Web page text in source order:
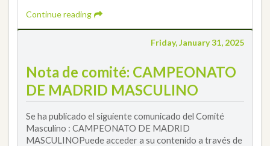
Continue reading
Friday, January 31, 2025
Nota de comité: CAMPEONATO
DE MADRID MASCULINO
Se ha publicado el siguiente comunicado del Comité
Masculino : CAMPEONATO DE MADRID
MASCULINOPuede acceder a su contenido a través de